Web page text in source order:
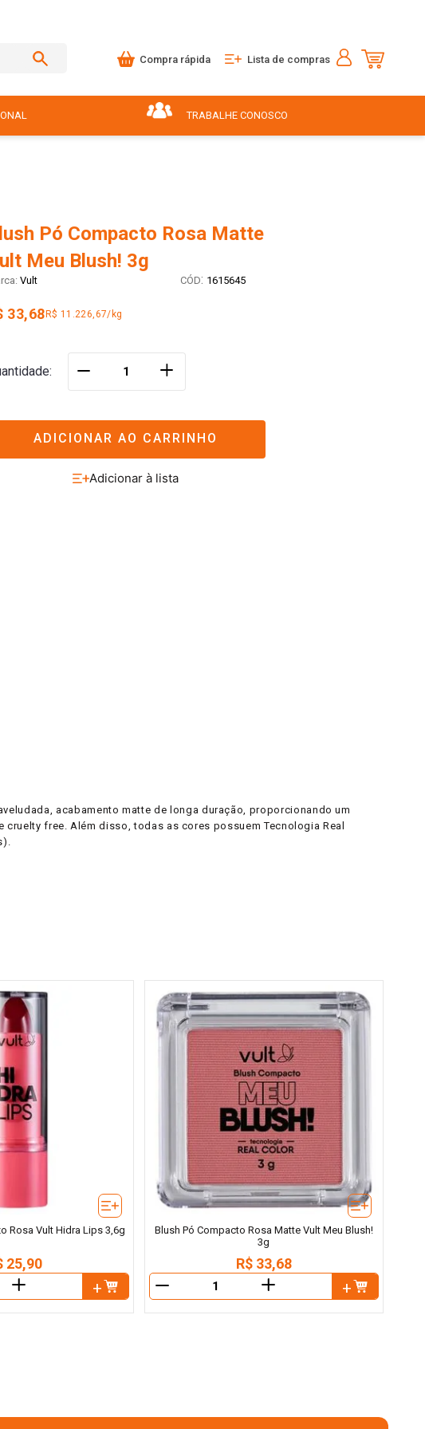
Compra rápida Lista de compras
TRABALHE CONOSCO
Pó Compacto Rosa Matte
Meu Blush! 3g
Vult : 1615645
33,68R$ 11.226,67/kg
＋
ADICIONAR AO CARRINHO
acabamento matte de longa duração, proporcionando um
free. Além disso, todas as cores possuem Tecnologia Real
Rosa Vult Hidra Lips 3,6g
25,90
＋
Blush Pó Compacto Rosa Matte Vult Meu Blush!
3g
R$ 33,68
＋